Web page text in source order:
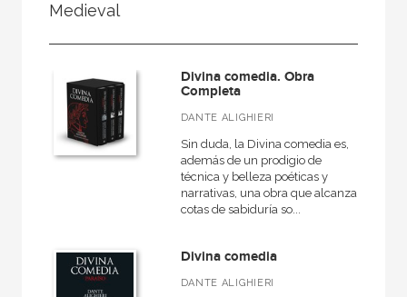
Ciencias humanas y sociales
Lengua y literatura
Medieval
MATERIAS
Medieval
Divina comedia. Obra
Completa
DANTE ALIGHIERI
Sin duda, la Divina comedia es,
además de un prodigio de
técnica y belleza poéticas y
narrativas, una obra que alcanza
cotas de sabiduría so...
Divina comedia
DANTE ALIGHIERI